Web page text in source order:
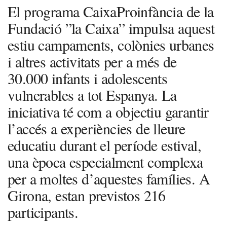
El programa CaixaProinfància de la
Fundació ”la Caixa” impulsa aquest
estiu campaments, colònies urbanes
i altres activitats per a més de
30.000 infants i adolescents
vulnerables a tot Espanya. La
iniciativa té com a objectiu garantir
l’accés a experiències de lleure
educatiu durant el període estival,
una època especialment complexa
per a moltes d’aquestes famílies. A
Girona, estan previstos 216
participants.